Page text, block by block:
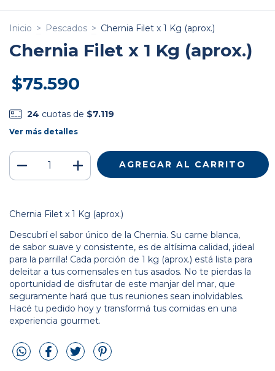
Inicio > Pescados > Chernia Filet x 1 Kg (aprox.)
Chernia Filet x 1 Kg (aprox.)
$75.590
24 cuotas de $7.119
Ver más detalles
Chernia Filet x 1 Kg (aprox.)
Descubrí el sabor único de la Chernia. Su carne blanca,
de sabor suave y consistente, es de altísima calidad, ¡ideal
para la parrilla! Cada porción de 1 kg (aprox.) está lista para
deleitar a tus comensales en tus asados. No te pierdas la
oportunidad de disfrutar de este manjar del mar, que
seguramente hará que tus reuniones sean inolvidables.
Hacé tu pedido hoy y transformá tus comidas en una
experiencia gourmet.